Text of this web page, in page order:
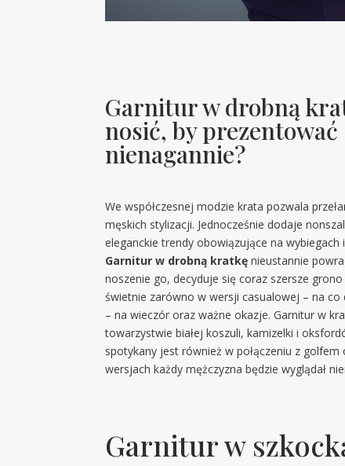
Garnitur w drobną
nosić, by prezentować
nienagannie?
We współczesnej modzie krata pozwala
męskich stylizacji. Jednocześnie dodaje
eleganckie trendy obowiązujące na wybiegach
Garnitur w drobną kratkę nieustannie
noszenie go, decyduje się coraz szersze
świetnie zarówno w wersji casualowej – na
– na wieczór oraz ważne okazje. Garnitur w
towarzystwie białej koszuli, kamizelki i
spotykany jest również w połączeniu z golfem
wersjach każdy mężczyzna będzie wyglądał
Garnitur w